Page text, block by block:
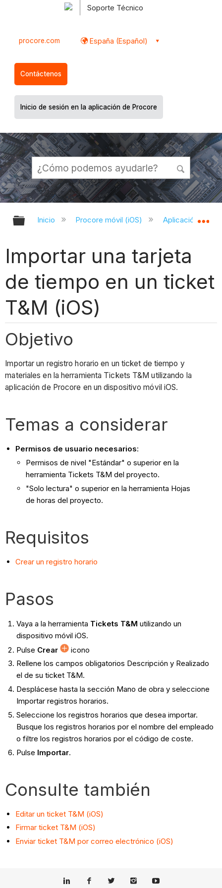
Soporte Técnico
procore.com España (Español)
Contáctenos
Inicio de sesión en la aplicación de Procore
Expandir/contraer jerarquía global
Inicio Procore móvil (iOS) Aplicación
Importar una tarjeta
de tiempo en un ticket
T&M (iOS)
Objetivo
Importar un registro horario en un ticket de tiempo y
materiales en la herramienta Tickets T&M utilizando la
aplicación de Procore en un dispositivo móvil iOS.
Temas a considerar
Permisos de usuario necesarios:
Permisos de nivel "Estándar" o superior en la
herramienta Tickets T&M del proyecto.
"Solo lectura" o superior en la herramienta Hojas
de horas del proyecto.
Requisitos
Crear un registro horario
Pasos
Vaya a la herramienta Tickets T&M utilizando un
dispositivo móvil iOS.
Pulse Crear
icono
Rellene los campos obligatorios Descripción y Realizado
el de su ticket T&M.
Desplácese hasta la sección Mano de obra y seleccione
Importar registros horarios.
Seleccione los registros horarios que desea importar.
Busque los registros horarios por el nombre del empleado
o filtre los registros horarios por el código de coste.
Pulse Importar.
Consulte también
Editar un ticket T&M (iOS)
Firmar ticket T&M (iOS)
Enviar ticket T&M por correo electrónico (iOS)